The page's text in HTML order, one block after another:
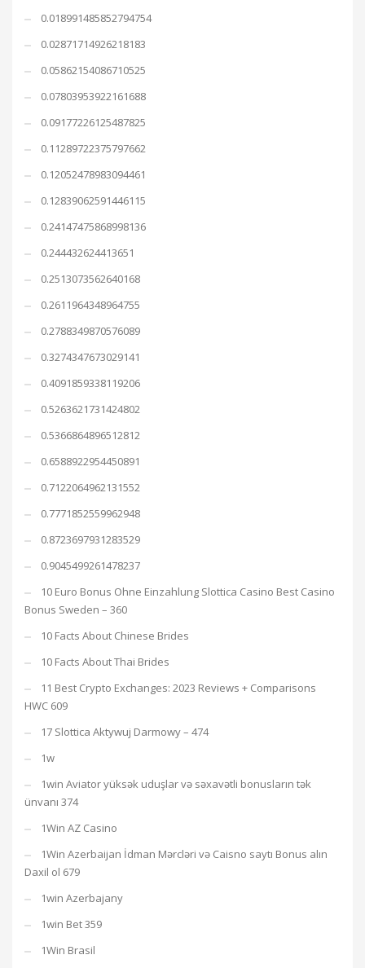
0.018991485852794754
0.02871714926218183
0.05862154086710525
0.07803953922161688
0.09177226125487825
0.11289722375797662
0.12052478983094461
0.12839062591446115
0.24147475868998136
0.244432624413651
0.2513073562640168
0.2611964348964755
0.2788349870576089
0.3274347673029141
0.4091859338119206
0.5263621731424802
0.5366864896512812
0.6588922954450891
0.7122064962131552
0.7771852559962948
0.8723697931283529
0.9045499261478237
10 Euro Bonus Ohne Einzahlung Slottica Casino Best Casino
Bonus Sweden – 360
10 Facts About Chinese Brides
10 Facts About Thai Brides
11 Best Crypto Exchanges: 2023 Reviews + Comparisons
HWC 609
17 Slottica Aktywuj Darmowy – 474
1w
1win Aviator yüksək uduşlar və səxavətli bonusların tək
ünvanı 374
1Win AZ Casino
1Win Azerbaijan İdman Mərcləri və Caisno saytı Bonus alın
Daxil ol 679
1win Azerbajany
1win Bet 359
1Win Brasil